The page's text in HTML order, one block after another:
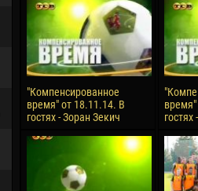
24 February
Vladislav COSTIN
02 March
Veaceslav COZMA
09 March
Emmanuel AFETSE
Jayder Moreno ASPRILLA
Samba KONÉ
13
24
15
28
"Компенсированное
время" от 18.11.14. В
гостях - Зоран Зекич